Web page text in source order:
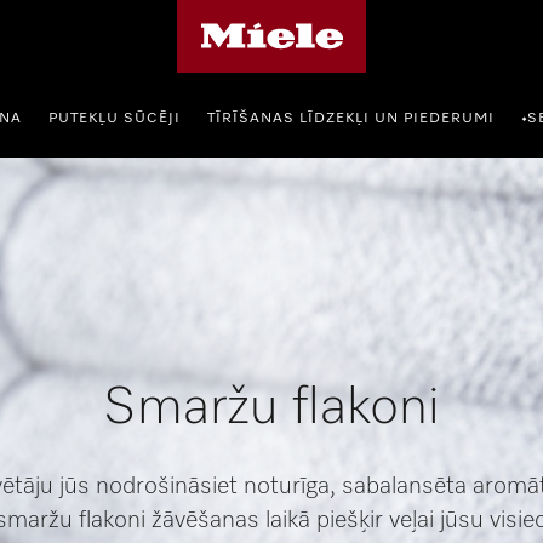
PUTEKĻU SŪCĒJI TĪRĪŠANAS LĪDZEKĻI UN PIEDERUMI •
Smaržu flakoni
jūs nodrošināsiet noturīga, sabalansēta
flakoni žāvēšanas laikā piešķir veļai jūsu